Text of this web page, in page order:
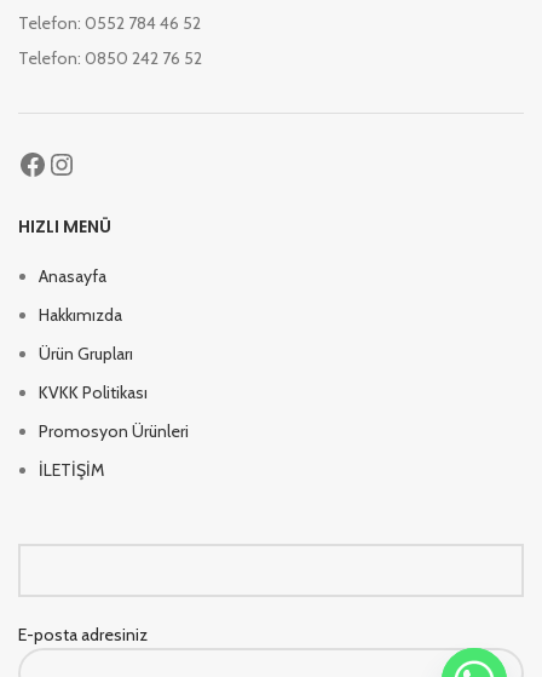
Telefon: 0552 784 46 52
Telefon: 0850 242 76 52
HIZLI MENÜ
Anasayfa
Hakkımızda
Ürün Grupları
KVKK Politikası
Promosyon Ürünleri
İLETİŞİM
E-posta adresiniz